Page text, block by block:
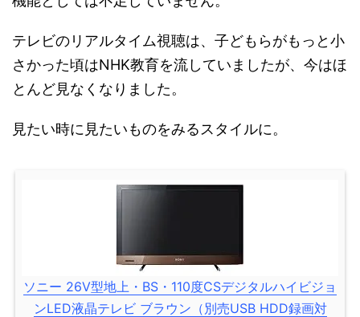
テレビのリアルタイム視聴は、子どもらがもっと小
さかった頃はNHK教育を流していましたが、今はほ
とんど見なくなりました。
見たい時に見たいものをみるスタイルに。
ソニー 26V型地上・BS・110度CSデジタルハイビジョ
ンLED液晶テレビ ブラウン（別売USB HDD録画対